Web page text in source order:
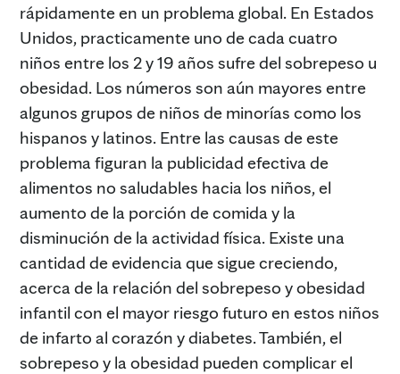
rápidamente en un problema global. En Estados
Unidos, practicamente uno de cada cuatro
niños entre los 2 y 19 años sufre del sobrepeso u
obesidad. Los números son aún mayores entre
algunos grupos de niños de minorías como los
hispanos y latinos. Entre las causas de este
problema figuran la publicidad efectiva de
alimentos no saludables hacia los niños, el
aumento de la porción de comida y la
disminución de la actividad física. Existe una
cantidad de evidencia que sigue creciendo,
acerca de la relación del sobrepeso y obesidad
infantil con el mayor riesgo futuro en estos niños
de infarto al corazón y diabetes. También, el
sobrepeso y la obesidad pueden complicar el